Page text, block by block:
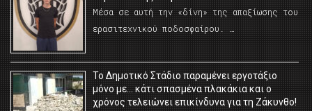
Μέσα σε αυτή την «δίνη» της απαξίωσης του
ερασιτεχνικού ποδοσφαίρου. …
Το Δημοτικό Στάδιο παραμένει εργοτάξιο
μόνο με… κάτι σπασμένα πλακάκια και ο
χρόνος τελειώνει επικίνδυνα για τη Ζάκυνθο!